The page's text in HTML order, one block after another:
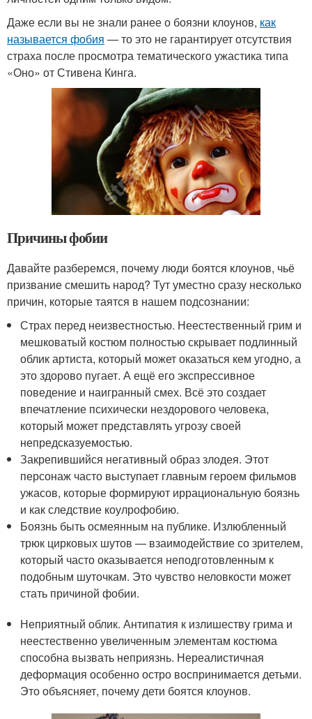
Даже если вы не знали ранее о боязни клоунов, как
называется фобия — то это не гарантирует отсутствия
страха после просмотра тематического ужастика типа
«Оно» от Стивена Кинга.
Причины фобии
Давайте разберемся, почему люди боятся клоунов, чьё
призвание смешить народ? Тут уместно сразу несколько
причин, которые таятся в нашем подсознании:
Страх перед неизвестностью. Неестественный грим и
мешковатый костюм полностью скрывает подлинный
облик артиста, который может оказаться кем угодно, а
это здорово пугает. А ещё его экспрессивное
поведение и наигранный смех. Всё это создает
впечатление психически нездорового человека,
который может представлять угрозу своей
непредсказуемостью.
Закрепившийся негативный образ злодея. Этот
персонаж часто выступает главным героем фильмов
ужасов, которые формируют иррациональную боязнь
и как следствие коулрофобию.
Боязнь быть осмеянным на публике. Излюбленный
трюк цирковых шутов — взаимодействие со зрителем,
который часто оказывается неподготовленным к
подобным шуточкам. Это чувство неловкости может
стать причиной фобии.
Неприятный облик. Антипатия к излишеству грима и
неестественно увеличенным элементам костюма
способна вызвать неприязнь. Нереалистичная
деформация особенно остро воспринимается детьми.
Это объясняет, почему дети боятся клоунов.